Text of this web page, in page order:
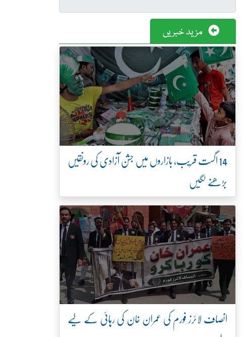
مزید خبریں
14 اگست قریب، بازاروں میں جشن آزادی کی رونقیں
بڑھنے لگیں
انصاف لائرز فورم کی عمران خان کی رہائی کے لیے